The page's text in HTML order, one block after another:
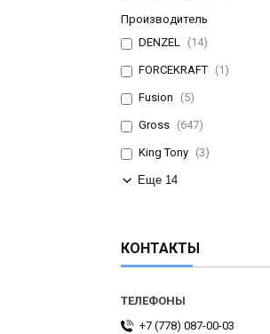
Производитель
DENZEL
14
FORCEKRAFT 1
Fusion 5
Gross 647
King Tony 3
Еще 14
КОНТАКТЫ
+7 (778) 087-00-03